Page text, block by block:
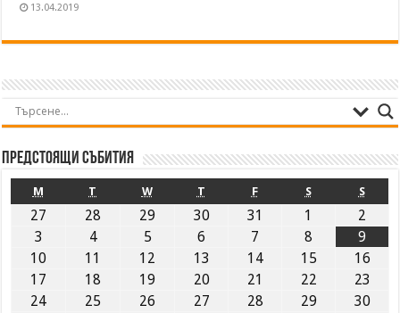
13.04.2019
Предстоящи събития
M T W T F S S
27 28 29 30 31 1
2
3
4 5 6 7 8
9
10
11 12 13 14 15
16
17
18 19 20 21 22
23
24
25 26 27 28 29 30